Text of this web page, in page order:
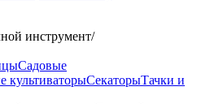
инструмент/
Садовые
культиваторыСекаторыТачки и